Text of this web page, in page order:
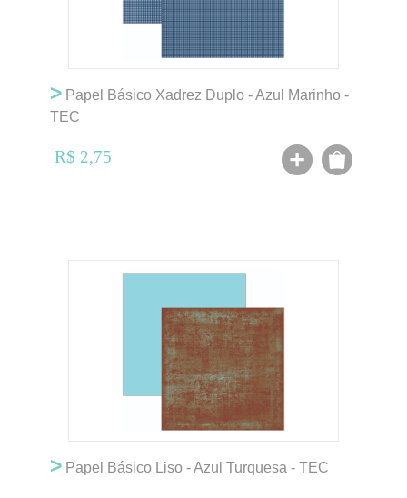
> Papel Básico Xadrez Duplo - Azul Marinho -
TEC
R$ 2,75
> Papel Básico Liso - Azul Turquesa - TEC